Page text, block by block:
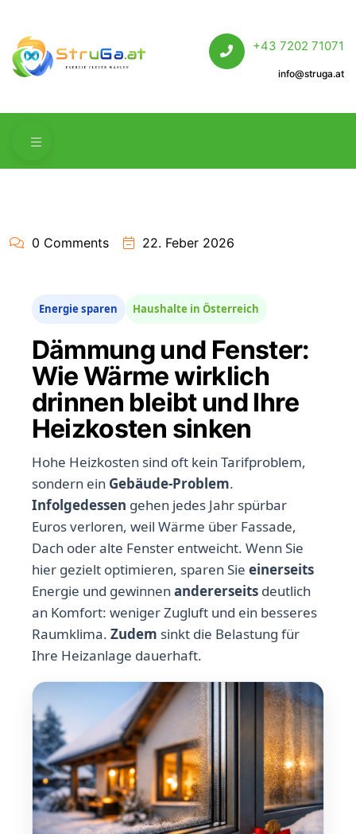
+43 7202 71071
info@struga.at
0 Comments 22. Feber 2026
Energie sparen Haushalte in Österreich
Dämmung und Fenster:
Wie Wärme wirklich
drinnen bleibt und Ihre
Heizkosten sinken
Hohe Heizkosten sind oft kein Tarifproblem,
sondern ein Gebäude-Problem.
Infolgedessen gehen jedes Jahr spürbar
Euros verloren, weil Wärme über Fassade,
Dach oder alte Fenster entweicht. Wenn Sie
hier gezielt optimieren, sparen Sie einerseits
Energie und gewinnen andererseitsdeutlich
an Komfort: weniger Zugluft und ein besseres
Raumklima. Zudem sinkt die Belastung für
Ihre Heizanlage dauerhaft.